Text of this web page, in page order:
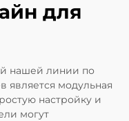
для
нашей линии по
является модульная
настройку и
могут